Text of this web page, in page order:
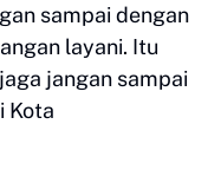
sampai dengan
layani. Itu
jangan sampai
Kota